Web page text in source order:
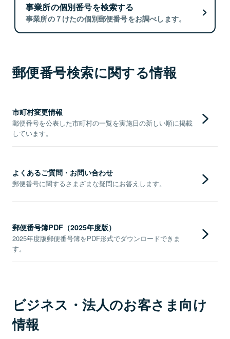
事業所の個別番号を検索する
事業所の７けたの個別郵便番号をお調べします。
郵便番号検索に関する情報
市町村変更情報
郵便番号を公表した市町村の一覧を実施日の新しい順に掲載
しています。
よくあるご質問・お問い合わせ
郵便番号に関するさまざまな疑問にお答えします。
郵便番号簿PDF（2025年度版）
2025年度版郵便番号簿をPDF形式でダウンロードできま
す。
ビジネス・法人のお客さま向け
情報